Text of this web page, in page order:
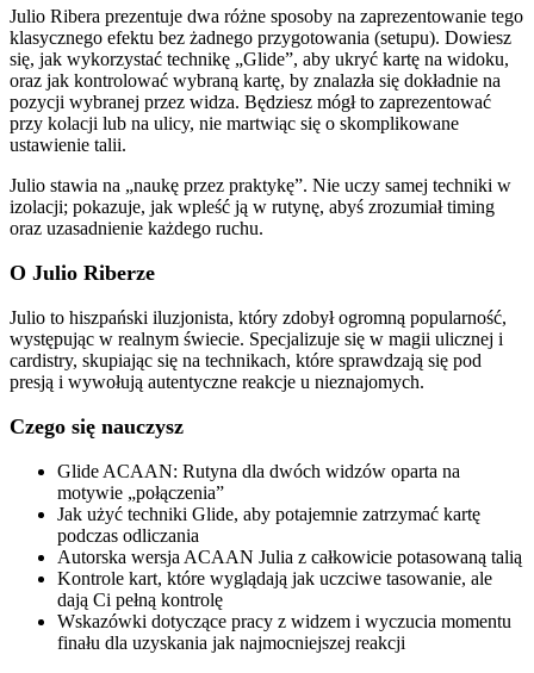
Julio Ribera prezentuje dwa różne sposoby na zaprezentowanie tego
klasycznego efektu bez żadnego przygotowania (setupu). Dowiesz
się, jak wykorzystać technikę „Glide”, aby ukryć kartę na widoku,
oraz jak kontrolować wybraną kartę, by znalazła się dokładnie na
pozycji wybranej przez widza. Będziesz mógł to zaprezentować
przy kolacji lub na ulicy, nie martwiąc się o skomplikowane
ustawienie talii.
Julio stawia na „naukę przez praktykę”. Nie uczy samej techniki w
izolacji; pokazuje, jak wpleść ją w rutynę, abyś zrozumiał timing
oraz uzasadnienie każdego ruchu.
O Julio Riberze
Julio to hiszpański iluzjonista, który zdobył ogromną popularność,
występując w realnym świecie. Specjalizuje się w magii ulicznej i
cardistry, skupiając się na technikach, które sprawdzają się pod
presją i wywołują autentyczne reakcje u nieznajomych.
Czego się nauczysz
Glide ACAAN: Rutyna dla dwóch widzów oparta na
motywie „połączenia”
Jak użyć techniki Glide, aby potajemnie zatrzymać kartę
podczas odliczania
Autorska wersja ACAAN Julia z całkowicie potasowaną talią
Kontrole kart, które wyglądają jak uczciwe tasowanie, ale
dają Ci pełną kontrolę
Wskazówki dotyczące pracy z widzem i wyczucia momentu
finału dla uzyskania jak najmocniejszej reakcji